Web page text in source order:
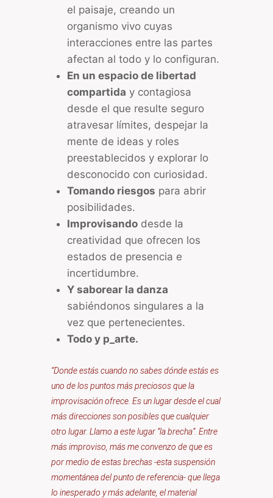
el paisaje, creando un
organismo vivo cuyas
interacciones entre las partes
afectan al todo y lo configuran.
En un espacio de libertad
compartida y contagiosa
desde el que resulte seguro
atravesar límites, despejar la
mente de ideas y roles
preestablecidos y explorar lo
desconocido con curiosidad.
Tomando riesgos para abrir
posibilidades.
Improvisandodesde la
creatividad que ofrecen los
estados de presencia e
incertidumbre.
Y saborear la danza
sabiéndonos singulares a la
vez que pertenecientes.
Todo y p_arte.
“Donde estás cuando no sabes dónde estás es
uno de los puntos más preciosos que la
improvisación ofrece. Es un lugar desde el cual
más direcciones son posibles que cualquier
otro lugar. Llamo a este lugar “la brecha”. Entre
más improviso, más me convenzo de que es
por medio de estas brechas -esta suspensión
momentánea del punto de referencia- que llega
lo inesperado y más adelante, el material